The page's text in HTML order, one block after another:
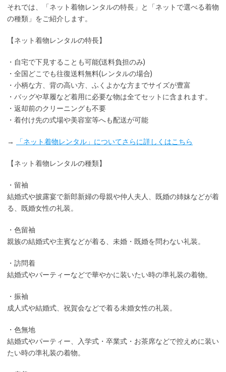
それでは、「ネット着物レンタルの特長」と「ネットで選べる着物
の種類」をご紹介します。
【ネット着物レンタルの特長】
・ 自宅で下見することも可能(送料負担のみ)
・全国どこでも往復送料無料(レンタルの場合)
・小柄な方、背の高い方、ふくよかな方までサイズが豊富
・バッグや草履など着用に必要な物は全てセット に含まれます。
・返却前のクリーニングも不要
・着付け先の式場や美容室等へも配送が可能
→ 「ネット着物レンタル」についてさらに詳しくはこちら
【ネット着物レンタルの種類】
・留袖
結婚式や披露宴で新郎新婦の母親や仲人夫人、既婚の姉妹などが着
る、既婚女性の礼装。
・色留袖
親族の結婚式や主賓などが着る、未婚・既婚を問わない礼装。
・訪問着
結婚式やパーティーなどで華やかに装いたい時の準礼装の着物。
・振袖
成人式や結婚式、祝賀会などで着る未婚女性の礼装。
・色無地
結婚式やパーティー、入学式・卒業式・お茶席などで控えめに装い
たい時の準礼装の着物。